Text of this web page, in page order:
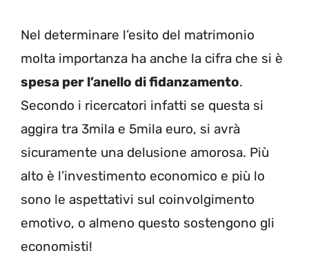
Nel determinare l’esito del matrimonio
molta importanza ha anche la cifra che si è
spesa per l’anello di fidanzamento.
Secondo i ricercatori infatti se questa si
aggira tra 3mila e 5mila euro, si avrà
sicuramente una delusione amorosa. Più
alto è l’investimento economico e più lo
sono le aspettativi sul coinvolgimento
emotivo, o almeno questo sostengono gli
economisti!